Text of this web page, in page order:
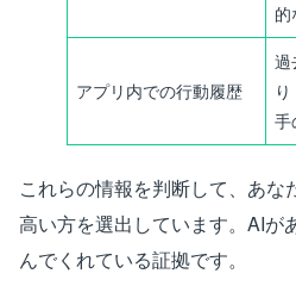
的
アプリ内での行動履歴
過
手
これらの情報を判断して、あ
高い方を選出しています。AIが
んでくれている証拠です。